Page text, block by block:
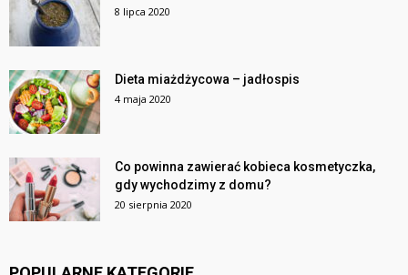
8 lipca 2020
Dieta miażdżycowa – jadłospis
4 maja 2020
Co powinna zawierać kobieca kosmetyczka,
gdy wychodzimy z domu?
20 sierpnia 2020